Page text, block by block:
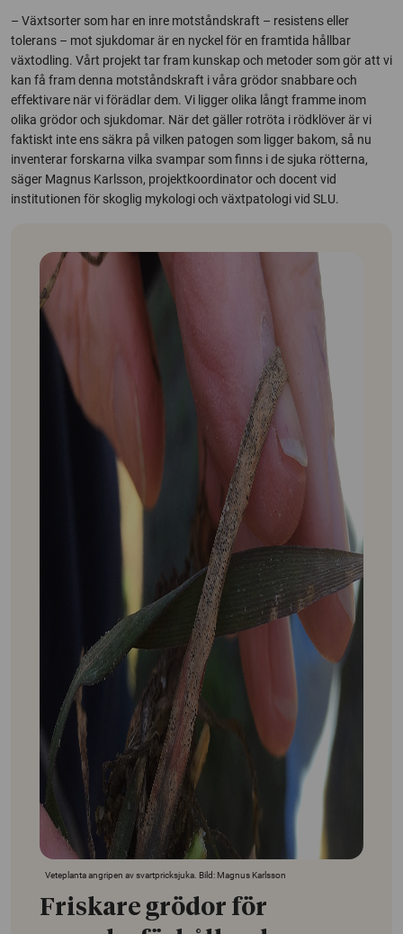
– Växtsorter som har en inre motståndskraft – resistens eller
tolerans – mot sjukdomar är en nyckel för en framtida hållbar
växtodling. Vårt projekt tar fram kunskap och metoder som gör att vi
kan få fram denna motståndskraft i våra grödor snabbare och
effektivare när vi förädlar dem. Vi ligger olika långt framme inom
olika grödor och sjukdomar. När det gäller rotröta i rödklöver är vi
faktiskt inte ens säkra på vilken patogen som ligger bakom, så nu
inventerar forskarna vilka svampar som finns i de sjuka rötterna,
säger Magnus Karlsson, projektkoordinator och docent vid
institutionen för skoglig mykologi och växtpatologi vid SLU.
Veteplanta angripen av svartpricksjuka. Bild: Magnus Karlsson
Friskare grödor för